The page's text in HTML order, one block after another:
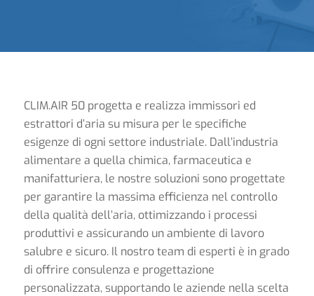
CLIM.AIR 50 progetta e realizza immissori ed
estrattori d’aria su misura per le specifiche
esigenze di ogni settore industriale. Dall’industria
alimentare a quella chimica, farmaceutica e
manifatturiera, le nostre soluzioni sono progettate
per garantire la massima efficienza nel controllo
della qualità dell’aria, ottimizzando i processi
produttivi e assicurando un ambiente di lavoro
salubre e sicuro. Il nostro team di esperti è in grado
di offrire consulenza e progettazione
personalizzata, supportando le aziende nella scelta